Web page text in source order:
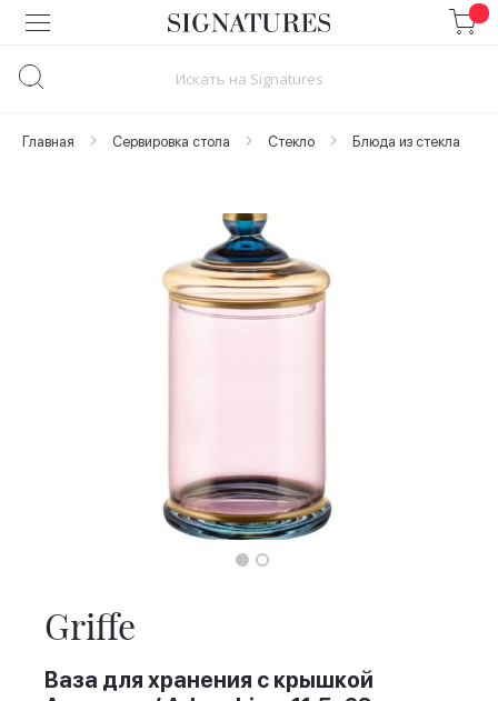
Skip
to
Главная Сервировка стола Стекло Блюда из стекла
beginning
of
the
images
Griffe
Ваза для хранения с крышкой